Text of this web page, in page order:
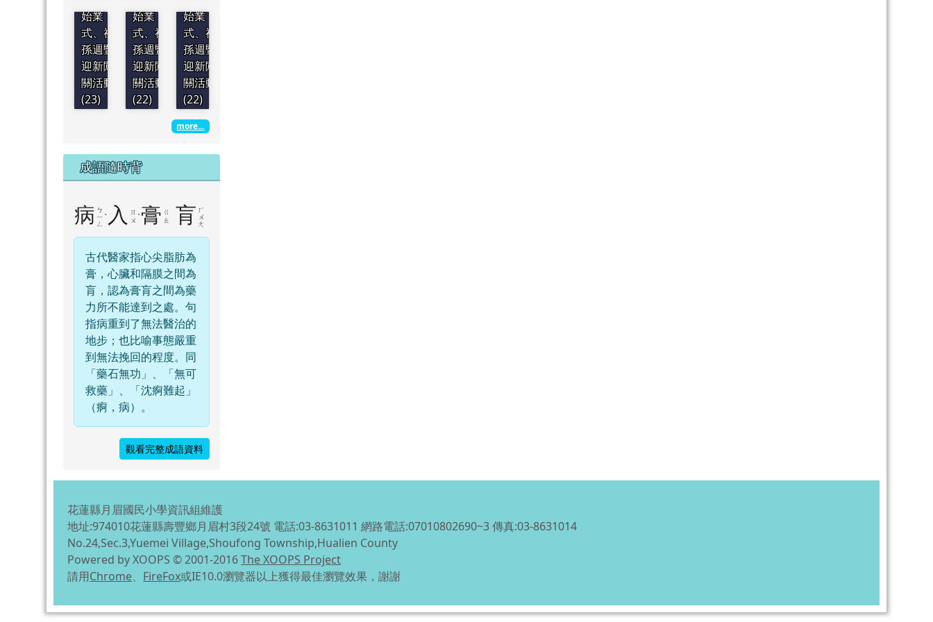
始業
式、祖
孫週暨
迎新闖
關活動
(23)
始業
式、祖
孫週暨
迎新闖
關活動
(22)
始業
式、祖
孫週暨
迎新闖
關活動
(22)
more...
成語隨時背
病 ㄅ
ㄧ
ㄥ
ˋ 入
ㄖ
ㄨ ˋ膏 ㄍ
ㄠ
肓 ㄏ
ㄨ
ㄤ
古代醫家指心尖脂肪為
膏，心臟和隔膜之間為
肓，認為膏肓之間為藥
力所不能達到之處。句
指病重到了無法醫治的
地步；也比喻事態嚴重
到無法挽回的程度。同
「藥石無功」、「無可
救藥」、「沈痾難起」
（痾，病）。
觀看完整成語資料
花蓮縣月眉國民小學資訊組維護
地址:974010花蓮縣壽豐鄉月眉村3段24號 電話:03-8631011 網路電話:07010802690~3 傳真:03-8631014
No.24,Sec.3,Yuemei Village,Shoufong Township,Hualien County
Powered by XOOPS © 2001-2016The XOOPS Project
請用Chrome、 FireFox或IE10.0瀏覽器以上獲得最佳瀏覽效果，謝謝